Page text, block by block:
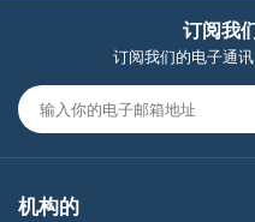
订阅我
订阅我们的电子通
机构的